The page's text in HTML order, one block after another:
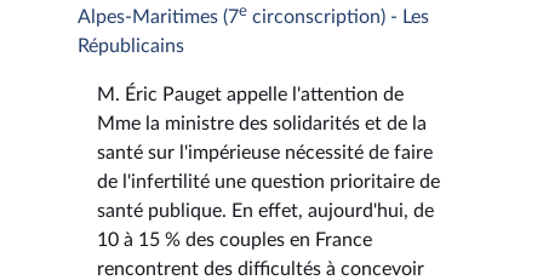
Alpes-Maritimes (7e circonscription) - Les
Républicains
M. Éric Pauget appelle l'attention de
Mme la ministre des solidarités et de la
santé sur l'impérieuse nécessité de faire
de l'infertilité une question prioritaire de
santé publique. En effet, aujourd'hui, de
10 à 15 % des couples en France
rencontrent des difficultés à concevoir